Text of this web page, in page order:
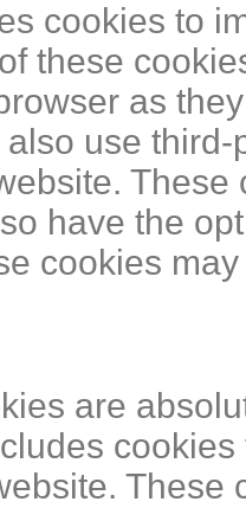
cookies to
these
as
use
have the
cookies
are
These